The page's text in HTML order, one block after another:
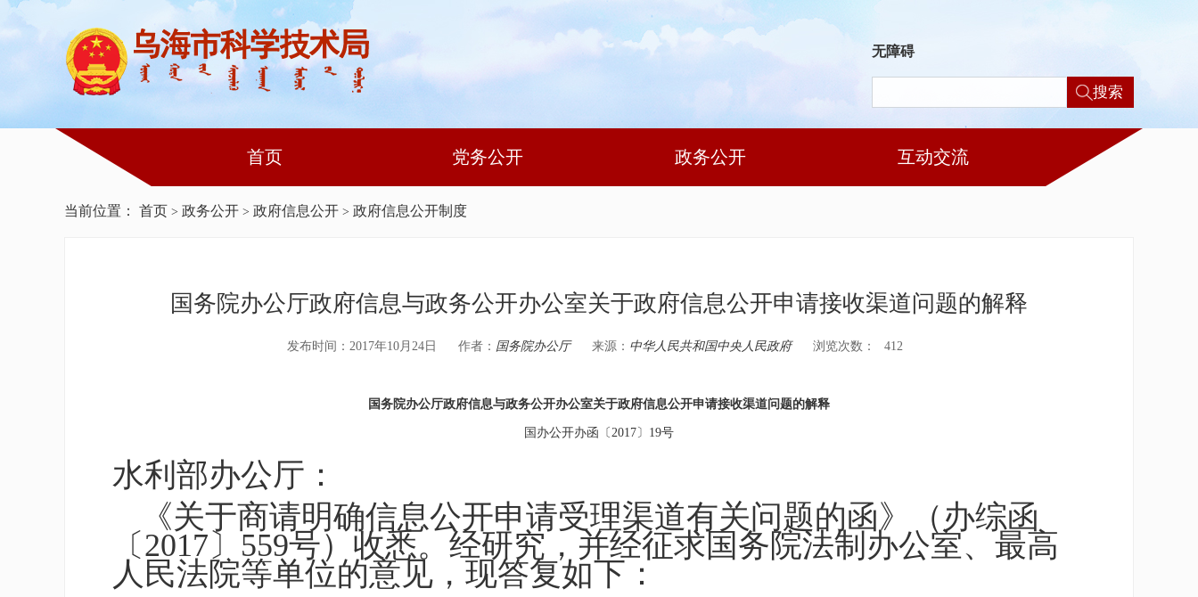
无障碍
搜索
首页 党务公开 政务公开 互动交流
当前位置： 首页 > 政务公开 > 政府信息公开 > 政府信息公开制度
国务院办公厅政府信息与政务公开办公室关于政府信息公开申请接收渠道问题的解释
发布时间：2017年10月24日 作者： 国务院办公厅 来源： 中华人民共和国中央人民政府 浏览次数： 412
国务院办公厅政府信息与政务公开办公室关于政府信息公开申请接收渠道问题的解释
国办公开办函〔2017〕19号
水利部办公厅：
《关于商请明确信息公开申请受理渠道有关问题的函》（办综函
〔2017〕559号）收悉。经研究，并经征求国务院法制办公室、最高
人民法院等单位的意见，现答复如下：